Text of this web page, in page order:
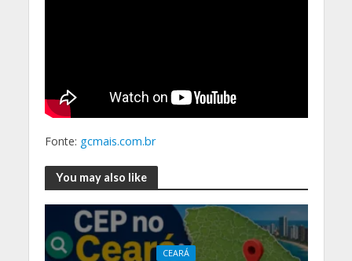
Fonte: gcmais.com.br
You may also like
CEARÁ